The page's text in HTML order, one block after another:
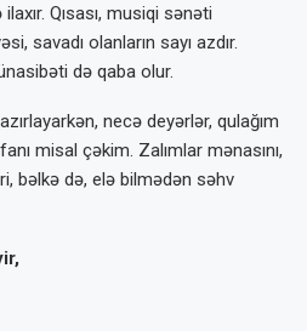
Qısası, musiqi sənəti
savadı olanların sayı azdır.
də qaba olur.
necə deyərlər, qulağım
misal çəkim. Zalımlar mənasını,
bəlkə də, elə bilmədən səhv